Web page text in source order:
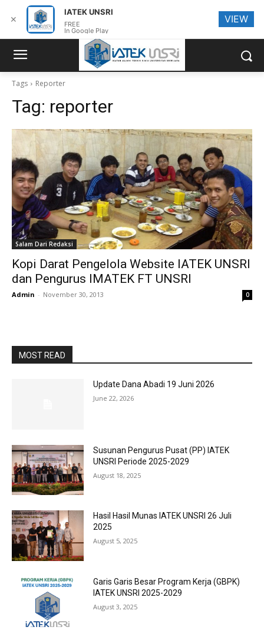
Tags Reporter
Tag: reporter
Salam Dari Redaksi
Kopi Darat Pengelola Website IATEK UNSRI
dan Pengurus IMATEK FT UNSRI
Admin - November 30, 2013 0
MOST READ
Update Dana Abadi 19 Juni 2026
June 22, 2026
Susunan Pengurus Pusat (PP) IATEK
UNSRI Periode 2025-2029
August 18, 2025
Hasil Hasil Munas IATEK UNSRI 26 Juli
2025
August 5, 2025
Garis Garis Besar Program Kerja (GBPK)
IATEK UNSRI 2025-2029
August 3, 2025
✕
IATEK UNSRI
FREE
In Google Play
VIEW